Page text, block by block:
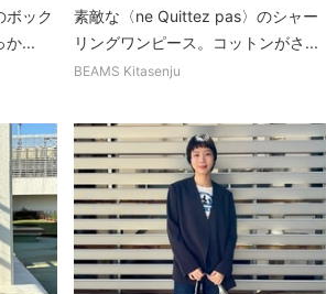
ボック
か...
素敵な〈ne Quittez pas〉のシャー
リングワンピース。コットンがさ...
BEAMS Kitasenju